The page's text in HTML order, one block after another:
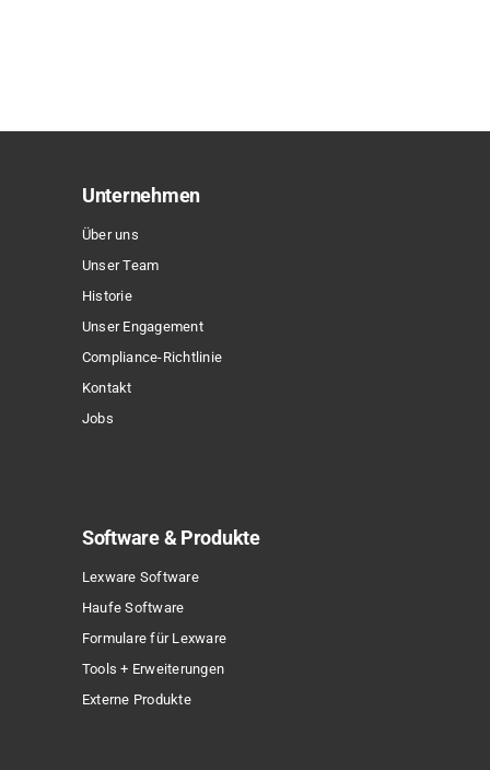
auf.
Optionen
gewählt
werden
Unternehmen
Über uns
Unser Team
Historie
Unser Engagement
Compliance-Richtlinie
Kontakt
Jobs
Software & Produkte
Lexware Software
Haufe Software
Formulare für Lexware
Tools + Erweiterungen
Externe Produkte